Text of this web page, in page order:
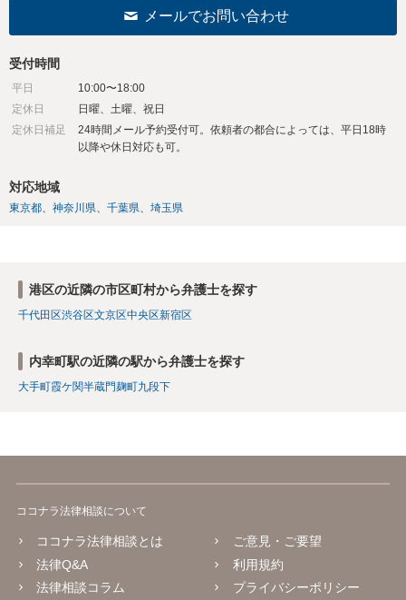
メールでお問い合わせ
受付時間
平日
10:00〜18:00
定休日
日曜、土曜、祝日
定休日補足
24時間メール予約受付可。依頼者の都合によっては、平日18時
以降や休日対応も可。
対応地域
東京都 神奈川県 千葉県 埼玉県
港区の近隣の市区町村から弁護士を探す
千代田区渋谷区文京区中央区新宿区
内幸町駅の近隣の駅から弁護士を探す
大手町霞ケ関半蔵門麹町九段下
ココナラ法律相談について
ココナラ法律相談とは
法律Q&A
法律相談コラム
ご意見・ご要望
利用規約
プライバシーポリシー